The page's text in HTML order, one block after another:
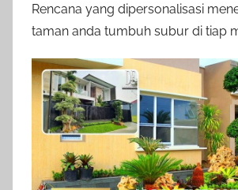
Rencana yang dipersonalisasi
taman anda tumbuh subur di tiap